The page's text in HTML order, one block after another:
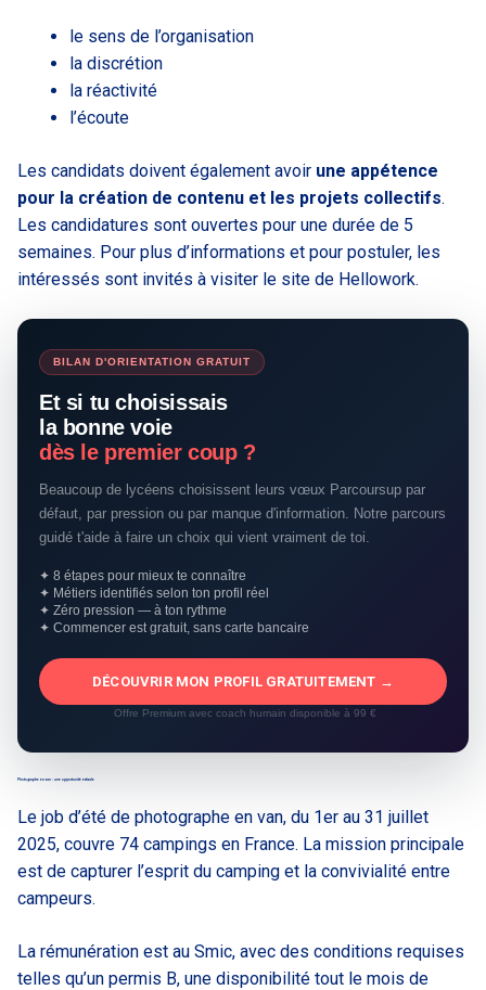
le sens de l’organisation
la discrétion
la réactivité
l’écoute
Les candidats doivent également avoir une appétence
pour la création de contenu et les projets collectifs.
Les candidatures sont ouvertes pour une durée de 5
semaines. Pour plus d’informations et pour postuler, les
intéressés sont invités à visiter le site de Hellowork.
BILAN D'ORIENTATION GRATUIT
Et si tu choisissais
la bonne voie
dès le premier coup ?
Beaucoup de lycéens choisissent leurs vœux Parcoursup par
défaut, par pression ou par manque d'information. Notre parcours
guidé t'aide à faire un choix qui vient vraiment de toi.
✦ 8 étapes pour mieux te connaître
✦ Métiers identifiés selon ton profil réel
✦ Zéro pression — à ton rythme
✦ Commencer est gratuit, sans carte bancaire
DÉCOUVRIR MON PROFIL GRATUITEMENT →
Offre Premium avec coach humain disponible à 99 €
Photographe en van : une opportunité estivale
Le job d’été de photographe en van, du 1er au 31 juillet
2025, couvre 74 campings en France. La mission principale
est de capturer l’esprit du camping et la convivialité entre
campeurs.
La rémunération est au Smic, avec des conditions requises
telles qu’un permis B, une disponibilité tout le mois de